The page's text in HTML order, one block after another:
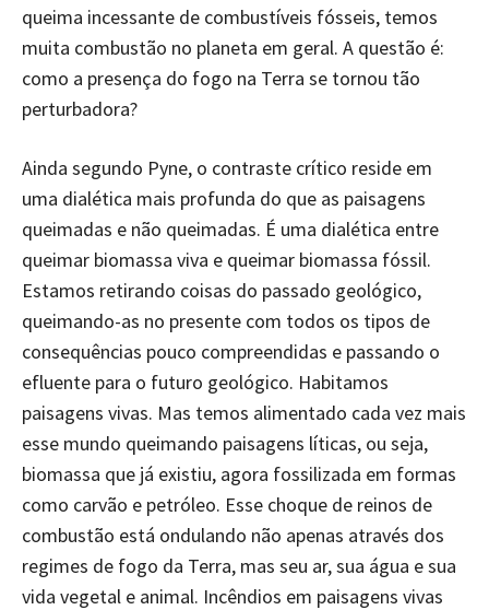
queima incessante de combustíveis fósseis, temos
muita combustão no planeta em geral. A questão é:
como a presença do fogo na Terra se tornou tão
perturbadora?
Ainda segundo Pyne, o contraste crítico reside em
uma dialética mais profunda do que as paisagens
queimadas e não queimadas. É uma dialética entre
queimar biomassa viva e queimar biomassa fóssil.
Estamos retirando coisas do passado geológico,
queimando-as no presente com todos os tipos de
consequências pouco compreendidas e passando o
efluente para o futuro geológico. Habitamos
paisagens vivas. Mas temos alimentado cada vez mais
esse mundo queimando paisagens líticas, ou seja,
biomassa que já existiu, agora fossilizada em formas
como carvão e petróleo. Esse choque de reinos de
combustão está ondulando não apenas através dos
regimes de fogo da Terra, mas seu ar, sua água e sua
vida vegetal e animal. Incêndios em paisagens vivas